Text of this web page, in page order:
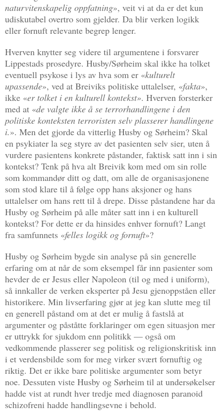
naturvitenskapelig oppfatning», veit vi at da er det kun
udiskutabel overtro som gjelder. Da blir verken logikk
eller fornuft relevante begrep lenger.
Hverven knytter seg videre til argumentene i forsvarer
Lippestads prosedyre. Husby/Sørheim skal ikke ha tolket
eventuell psykose i lys av hva som er «kulturelt
upassende», ved at Breiviks politiske uttalelser, «fakta»,
ikke «er tolket i en kulturell kontekst». Hverven forsterker
med at «de valgte ikke å se terrorhandlingene i den
politiske konteksten terroristen selv plasserer handlingene
i.». Men det gjorde da vitterlig Husby og Sørheim? Skal
en psykiater la seg styre av det pasienten selv sier, uten å
vurdere pasientens konkrete påstander, faktisk satt inn i sin
kontekst? Tenk på hva alt Breivik kom med om sin rolle
som kommandør ditt og datt, om alle de organisasjonene
som stod klare til å følge opp hans aksjoner og hans
uttalelser om hans rett til å drepe. Disse påstandene har da
Husby og Sørheim på alle måter satt inn i en kulturell
kontekst? For dette er da hinsides enhver fornuft? Langt
fra samfunnets «felles logikk og fornuft»?
Husby og Sørheim bygde sin analyse på sin generelle
erfaring om at når de som eksempel får inn pasienter som
hevder de er Jesus eller Napoleon (til og med i uniform),
så innkaller de verken eksperter på Jesu gjenoppståen eller
historikere. Min livserfaring gjør at jeg kan slutte meg til
en generell påstand om at det er mulig å fastslå at
argumenter og påståtte forklaringer om egen situasjon mer
er uttrykk for sjukdom enn politikk — også om
vedkommende plasserer seg politisk og religionskritisk inn
i et verdensbilde som for meg virker svært fornuftig og
riktig. Det er ikke bare politiske argumenter som betyr
noe. Dessuten viste Husby og Sørheim til at undersøkelser
hadde vist at rundt hver tredje med diagnosen paranoid
schizofreni hadde handlingsevne i behold.